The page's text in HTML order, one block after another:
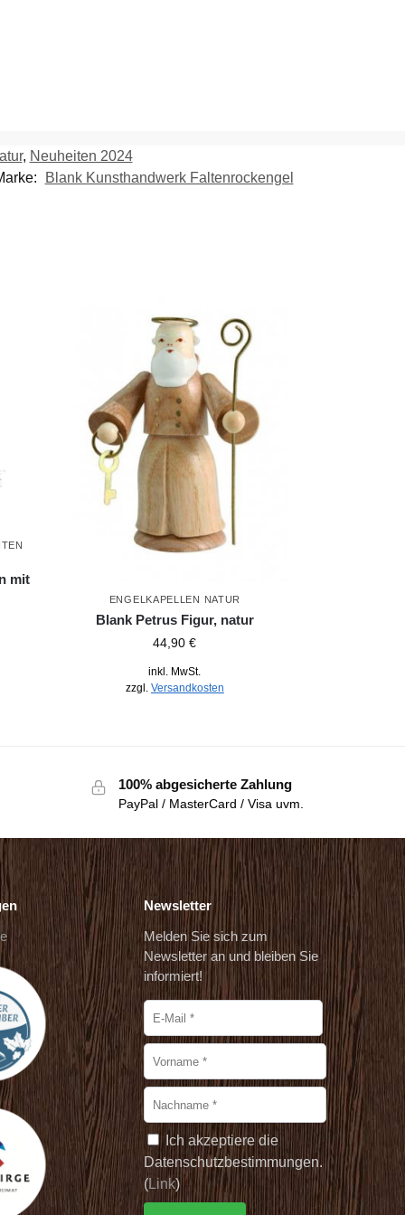
, Neuheiten 2024
Blank Kunsthandwerk Faltenrockengel
mit
ENGELKAPELLEN NATUR
Blank Petrus Figur, natur
44,90€
inkl. MwSt.
zzgl. Versandkosten
100% abgesicherte Zahlung
PayPal / MasterCard / Visa uvm.
Newsletter
Melden Sie sich zum
Newsletter an und bleiben Sie
informiert!
Ich akzeptiere die
Datenschutzbestimmungen.
(Link)